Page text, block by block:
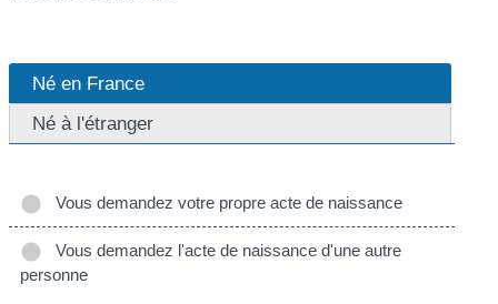
Né en France
Né à l'étranger
Vous demandez votre propre acte de naissance
Vous demandez l'acte de naissance d'une autre
personne